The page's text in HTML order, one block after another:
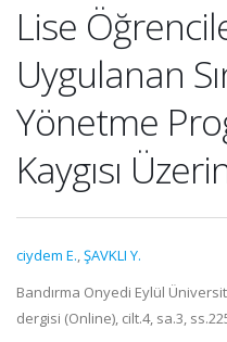
Lise
Uygulanan
Yönetme
Kaygısı
ciydem E.,ŞAVKLI Y.
Bandırma Onyedi Eylül
dergisi (Online), cilt.4, sa.3,